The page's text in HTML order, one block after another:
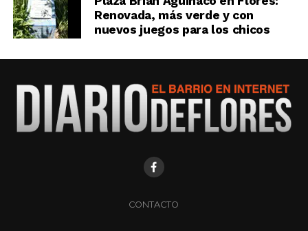
Renovada, más verde y con
nuevos juegos para los chicos
CONTACTO